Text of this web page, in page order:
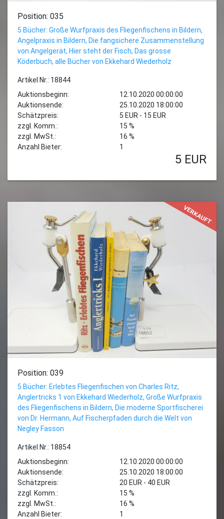
Position: 035
5 Bücher: Große Wurfpraxis des Fliegenfischens in Bildern,
Angelpraxis in Bildern, Die fangsichere Zusammenstellung
von Angelgerät, Hier steht der Fisch, Das grosse
Köderbuch, alle Bücher von Ekkehard Wiederholz
Artikel Nr.: 18844
Auktionsbeginn:
12.10.2020 00:00:00
Auktionsende:
25.10.2020 18:00:00
Schätzpreis:
5 EUR - 15 EUR
zzgl. Komm.:
15 %
zzgl. MwSt.:
16 %
Anzahl Bieter:
1
5 EUR
VERKAUFT
Position: 039
5 Bücher: Erlebtes Fliegenfischen von Charles Ritz,
Anglertricks 1 von Ekkehard Wiederholz, Große Wurfpraxis
des Fliegenfischens in Bildern, Die moderne Sportfischerei
von Dr. Hermann, Auf Fischerpfaden durch die Welt von
Negley Fasson
Artikel Nr.: 18854
Auktionsbeginn:
12.10.2020 00:00:00
Auktionsende:
25.10.2020 18:00:00
Schätzpreis:
20 EUR - 40 EUR
zzgl. Komm.:
15 %
zzgl. MwSt.:
16 %
Anzahl Bieter:
1